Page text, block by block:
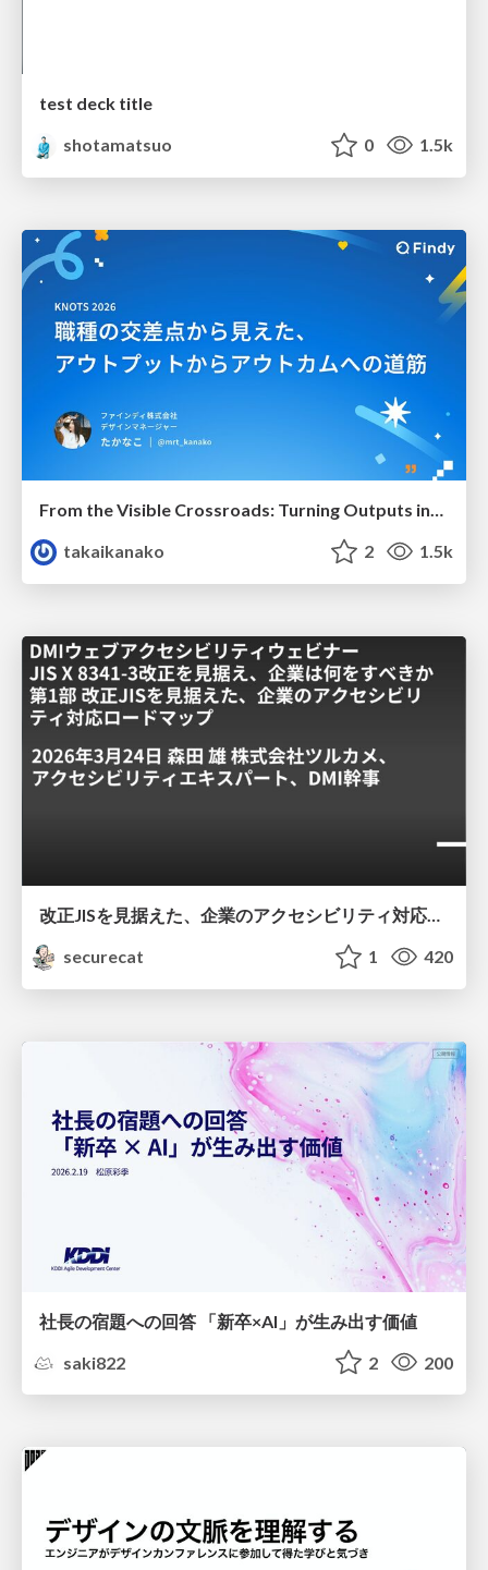
test deck title
shotamatsuo
0 1.5k
takaikanako
2 1.5k
改正JISを見据えた、企業のアクセシビリティ対応ロードマップ
securecat
1 420
社長の宿題への回答 「新卒×AI」が生み出す価値
saki822
2 200